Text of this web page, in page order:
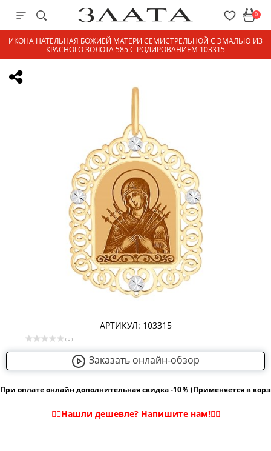
0
ИКОНА НАТЕЛЬНАЯ БОЖИЕЙ МАТЕРИ СЕМИСТРЕЛЬНОЙ С ЭМАЛЬЮ ИЗ
КРАСНОГО ЗОЛОТА 585 С РОДИРОВАНИЕМ 103315
АРТИКУЛ: 103315
( 0 )
Заказать онлайн-обзор
При оплате онлайн дополнительная скидка -10％ (Применяется в